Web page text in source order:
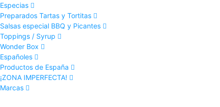
Especias
Preparados Tartas y Tortitas
Salsas especial BBQ y Picantes
Toppings / Syrup
Wonder Box
Españoles
Productos de España
¡ZONA IMPERFECTA!
Marcas